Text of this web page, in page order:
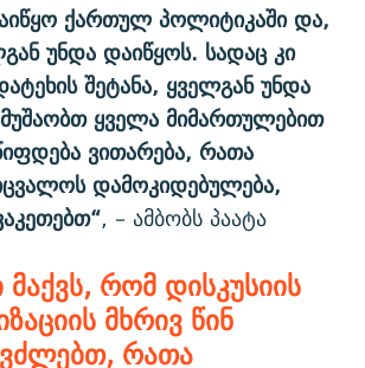
ქართულ პოლიტიკაში და,
უნდა დაიწყოს. სადაც კი
შეტანა, ყველგან უნდა
ყველა მიმართულებით
ვითარება, რათა
დამოკიდებულება,
, – ამბობს პაატა
მაქვს, რომ დისკუსიის
მხრივ წინ
რათა